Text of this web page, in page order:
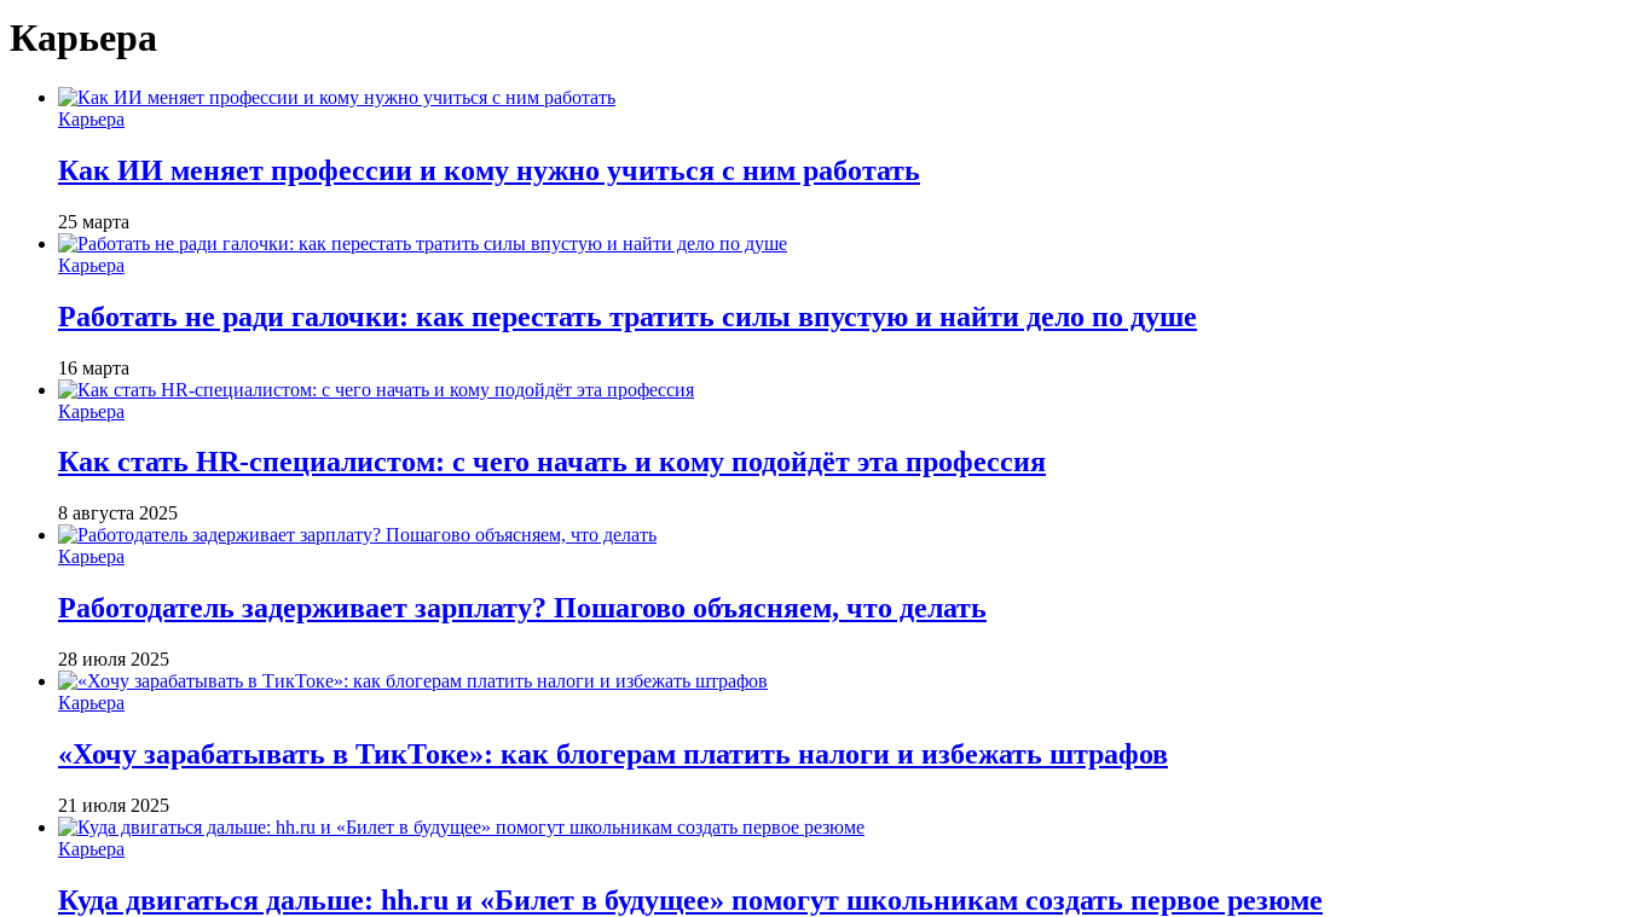
Карьера
Карьера
Как ИИ меняет профессии и кому нужно учиться с ним работать
25 марта
Карьера
Работать не ради галочки: как перестать тратить силы впустую и найти дело по душе
16 марта
Карьера
Как стать HR-специалистом: с чего начать и кому подойдёт эта профессия
8 августа 2025
Карьера
Работодатель задерживает зарплату? Пошагово объясняем, что делать
28 июля 2025
Карьера
«Хочу зарабатывать в ТикТоке»: как блогерам платить налоги и избежать штрафов
21 июля 2025
Карьера
Куда двигаться дальше: hh.ru и «Билет в будущее» помогут школьникам создать первое резюме